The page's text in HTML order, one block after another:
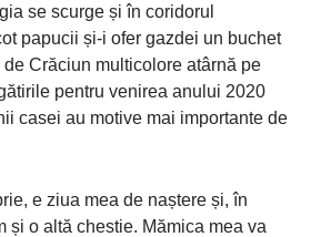
se scurge și în coridorul
papucii și-i ofer gazdei un buchet
Crăciun multicolore atârnă pe
pentru venirea anului 2020
casei au motive mai importante de
e ziua mea de naștere și, în
și o altă chestie. Mămica mea va